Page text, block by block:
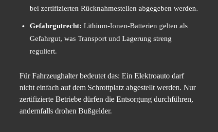
bei zertifizierten Rücknahmestellen abgegeben werden.
Gefahrgutrecht: Lithium-Ionen-Batterien gelten als
Gefahrgut, was Transport und Lagerung streng
reguliert.
Für Fahrzeughalter bedeutet das: Ein Elektroauto darf
nicht einfach auf dem Schrottplatz abgestellt werden. Nur
zertifizierte Betriebe dürfen die Entsorgung durchführen,
andernfalls drohen Bußgelder.